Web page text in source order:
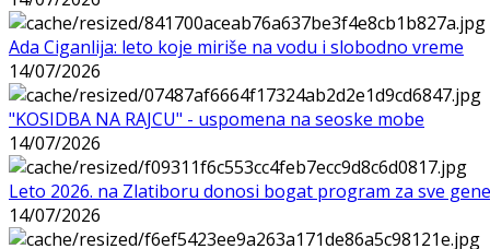
Ada Ciganlija: leto koje miriše na vodu i slobodno vreme
14/07/2026
"KOSIDBA NA RAJCU" - uspomena na seoske mobe
14/07/2026
Leto 2026. na Zlatiboru donosi bogat program za sve
14/07/2026